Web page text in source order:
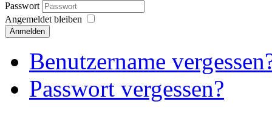
Passwort
Angemeldet bleiben
Anmelden
Benutzername
Passwort vergessen?